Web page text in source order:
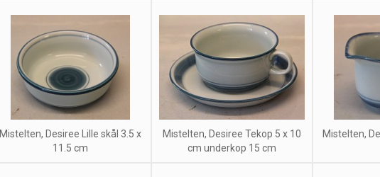
Mistelten, Desiree Lille skål 3.5 x
11.5 cm
Mistelten, Desiree Tekop 5 x 10
cm underkop 15 cm
Mistelten,